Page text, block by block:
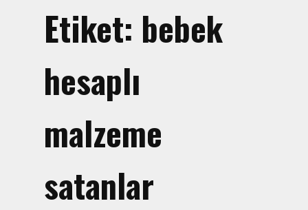
Tabancası
El Arabası Satışı – Toptan,
Perakende Satış
İnşaat Küreği
Saten Rulo
Etiket: bebek
hesaplı
malzeme
satanlar